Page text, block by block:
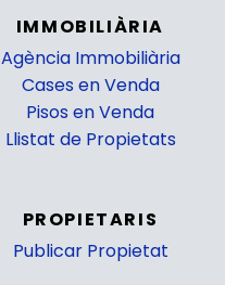
IMMOBILIÀRIA
Agència Immobiliària
Cases en Venda
Pisos en Venda
Llistat de Propietats
PROPIETARIS
Publicar Propietat